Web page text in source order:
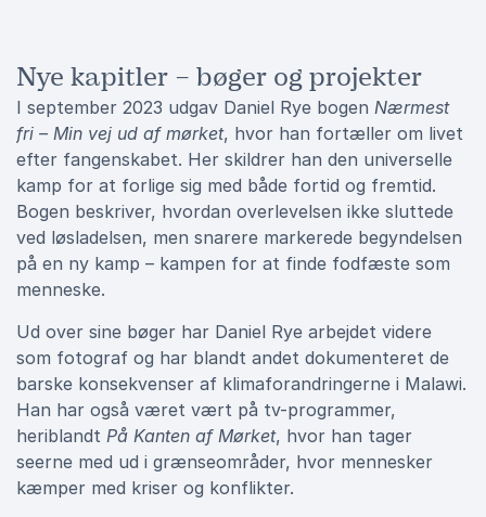
Nye kapitler – bøger og projekter
I september 2023 udgav Daniel Rye bogen Nærmest
fri – Min vej ud af mørket, hvor han fortæller om livet
efter fangenskabet. Her skildrer han den universelle
kamp for at forlige sig med både fortid og fremtid.
Bogen beskriver, hvordan overlevelsen ikke sluttede
ved løsladelsen, men snarere markerede begyndelsen
på en ny kamp – kampen for at finde fodfæste som
menneske.
Ud over sine bøger har Daniel Rye arbejdet videre
som fotograf og har blandt andet dokumenteret de
barske konsekvenser af klimaforandringerne i Malawi.
Han har også været vært på tv-programmer,
heriblandt På Kanten af Mørket, hvor han tager
seerne med ud i grænseområder, hvor mennesker
kæmper med kriser og konflikter.